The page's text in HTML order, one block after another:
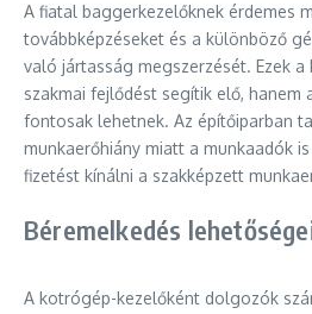
A fiatal baggerkezelőknek érdemes
továbbképzéseket és a különböző
való jártasság megszerzését. Ezek a
szakmai fejlődést segítik elő, hanem
fontosak lehetnek. Az építőiparban
munkaerőhiány miatt a munkaadók
fizetést kínálni a szakképzett
Béremelkedés
A kotrógép-kezelőként dolgozók